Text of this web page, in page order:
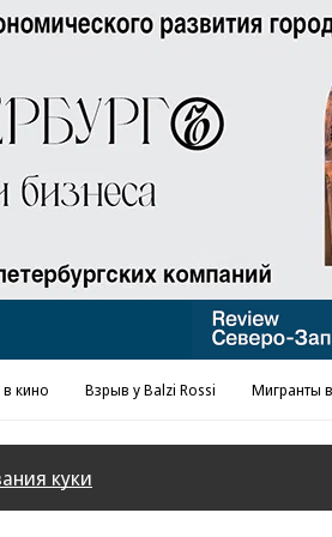
кино Взрыв у Balzi Rossi Мигранты
куки